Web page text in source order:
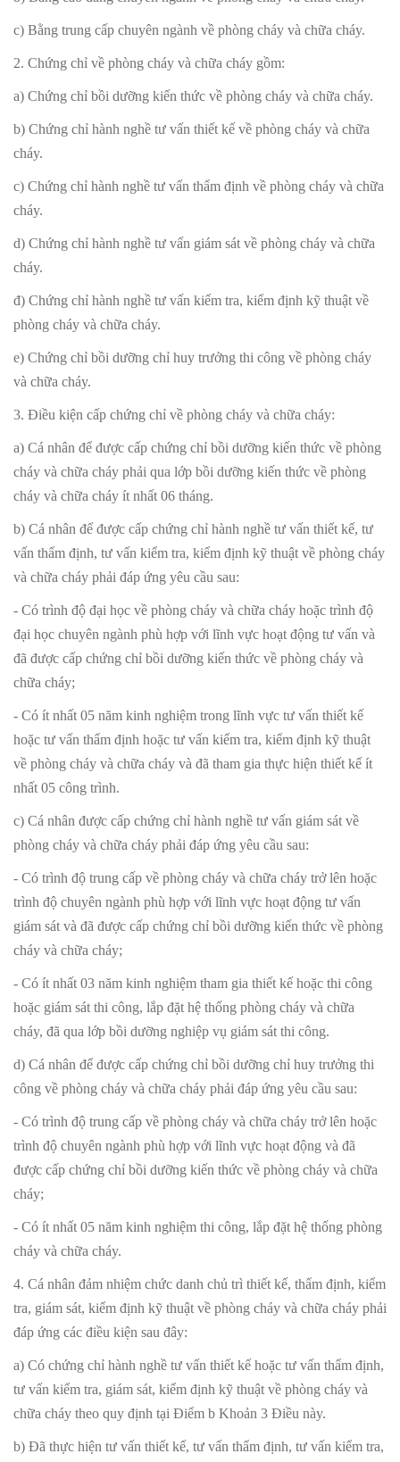
c) Bằng trung cấp chuyên ngành về phòng cháy và chữa cháy.
2. Chứng chỉ về phòng cháy và chữa cháy gồm:
a) Chứng chỉ bồi dưỡng kiến thức về phòng cháy và chữa cháy.
b) Chứng chỉ hành nghề tư vấn thiết kế về phòng cháy và chữa
cháy.
c) Chứng chỉ hành nghề tư vấn thẩm định về phòng cháy và chữa
cháy.
d) Chứng chỉ hành nghề tư vấn giám sát về phòng cháy và chữa
cháy.
đ) Chứng chỉ hành nghề tư vấn kiểm tra, kiểm định kỹ thuật về
phòng cháy và chữa cháy.
e) Chứng chỉ bồi dưỡng chỉ huy trưởng thi công về phòng cháy
và chữa cháy.
3. Điều kiện cấp chứng chỉ về phòng cháy và chữa cháy:
a) Cá nhân để được cấp chứng chỉ bồi dưỡng kiến thức về phòng
cháy và chữa cháy phải qua lớp bồi dưỡng kiến thức về phòng
cháy và chữa cháy ít nhất 06 tháng.
b) Cá nhân để được cấp chứng chỉ hành nghề tư vấn thiết kế, tư
vấn thẩm định, tư vấn kiểm tra, kiểm định kỹ thuật về phòng cháy
và chữa cháy phải đáp ứng yêu cầu sau:
- Có trình độ đại học về phòng cháy và chữa cháy hoặc trình độ
đại học chuyên ngành phù hợp với lĩnh vực hoạt động tư vấn và
đã được cấp chứng chỉ bồi dưỡng kiến thức về phòng cháy và
chữa cháy;
- Có ít nhất 05 năm kinh nghiệm trong lĩnh vực tư vấn thiết kế
hoặc tư vấn thẩm định hoặc tư vấn kiểm tra, kiểm định kỹ thuật
về phòng cháy và chữa cháy và đã tham gia thực hiện thiết kế ít
nhất 05 công trình.
c) Cá nhân được cấp chứng chỉ hành nghề tư vấn giám sát về
phòng cháy và chữa cháy phải đáp ứng yêu cầu sau:
- Có trình độ trung cấp về phòng cháy và chữa cháy trở lên hoặc
trình độ chuyên ngành phù hợp với lĩnh vực hoạt động tư vấn
giám sát và đã được cấp chứng chỉ bồi dưỡng kiến thức về phòng
cháy và chữa cháy;
- Có ít nhất 03 năm kinh nghiệm tham gia thiết kế hoặc thi công
hoặc giám sát thi công, lắp đặt hệ thống phòng cháy và chữa
cháy, đã qua lớp bồi dưỡng nghiệp vụ giám sát thi công.
d) Cá nhân để được cấp chứng chỉ bồi dưỡng chỉ huy trưởng thi
công về phòng cháy và chữa cháy phải đáp ứng yêu cầu sau:
- Có trình độ trung cấp về phòng cháy và chữa cháy trở lên hoặc
trình độ chuyên ngành phù hợp với lĩnh vực hoạt động và đã
được cấp chứng chỉ bồi dưỡng kiến thức về phòng cháy và chữa
cháy;
- Có ít nhất 05 năm kinh nghiệm thi công, lắp đặt hệ thống phòng
cháy và chữa cháy.
4. Cá nhân đảm nhiệm chức danh chủ trì thiết kế, thẩm định, kiểm
tra, giám sát, kiểm định kỹ thuật về phòng cháy và chữa cháy phải
đáp ứng các điều kiện sau đây:
a) Có chứng chỉ hành nghề tư vấn thiết kế hoặc tư vấn thẩm định,
tư vấn kiểm tra, giám sát, kiểm định kỹ thuật về phòng cháy và
chữa cháy theo quy định tại Điểm b Khoản 3 Điều này.
b) Đã thực hiện tư vấn thiết kế, tư vấn thẩm định, tư vấn kiểm tra,